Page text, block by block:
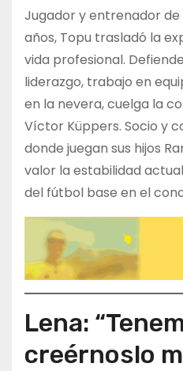
Jugador y entrenador
años, Topu trasladó la
vida profesional.
liderazgo, trabajo en
en la nevera, cuelga la
Víctor Küppers. Socio y
donde juegan sus hijos
valor la estabilidad
del fútbol base en el
Lena:
creérnoslo